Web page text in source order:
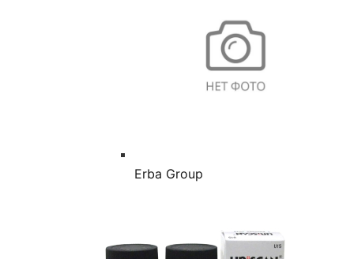
Erba Group